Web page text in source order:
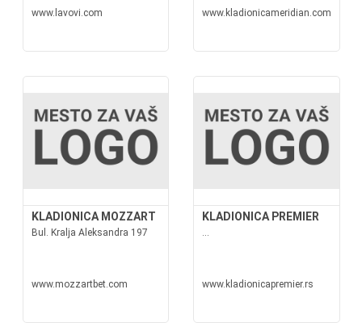
www.lavovi.com www.kladionicameridian.com
KLADIONICA MOZZART
Bul. Kralja Aleksandra 197
www.mozzartbet.com
KLADIONICA PREMIER
...
www.kladionicapremier.rs